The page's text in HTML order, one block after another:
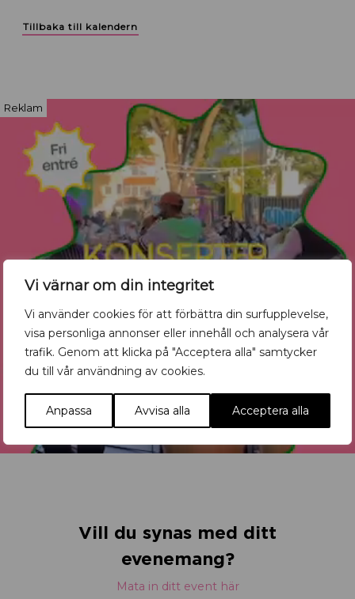
Vi värnar om din integritet
Vi använder cookies för att förbättra din surfupplevelse,
visa personliga annonser eller innehåll och analysera vår
trafik. Genom att klicka på "Acceptera alla" samtycker
du till vår användning av cookies.
Anpassa Avvisa alla Acceptera alla
Tillbaka till kalendern
Reklam
Vill du synas med ditt
evenemang?
Mata in ditt event här